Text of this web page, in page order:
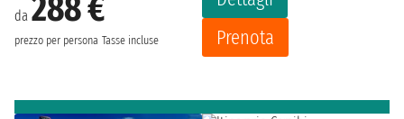
da 288 €
prezzo per persona Tasse incluse
Prenota